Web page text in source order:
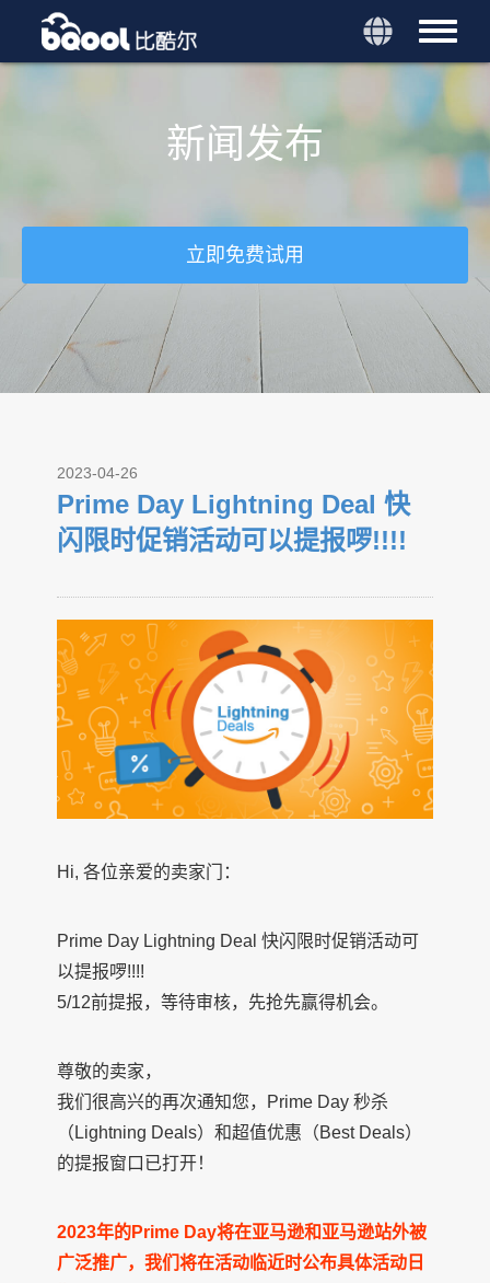
新闻发布
立即免费试用
Prime Day Lightning Deal 快
闪限时促销活动可以提报啰!!!!
2023-04-26
Hi, 各位亲爱的卖家门：
Prime Day Lightning Deal 快闪限时促销活动可
以提报啰!!!!
5/12前提报，等待审核，先抢先赢得机会。
尊敬的卖家，
我们很高兴的再次通知您，Prime Day 秒杀
（Lightning Deals）和超值优惠（Best Deals）
的提报窗口已打开！
2023年的Prime Day将在亚马逊和亚马逊站外被
广泛推广，我们将在活动临近时公布具体活动日